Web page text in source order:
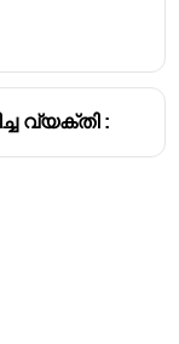
നിർണായക
വ്യക്തി :